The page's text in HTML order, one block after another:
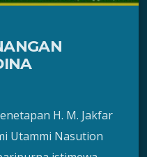
H. M. Jakfar
Utammi Nasution